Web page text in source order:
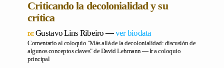
Criticando la decolonialidad y su
crítica
Gustavo Lins Ribeiro ―ver biodata
Comentario al coloquio "Más allá de la decolonialidad: discusión de
algunos conceptos claves" de David Lehmann ―Ir a coloquio
principal